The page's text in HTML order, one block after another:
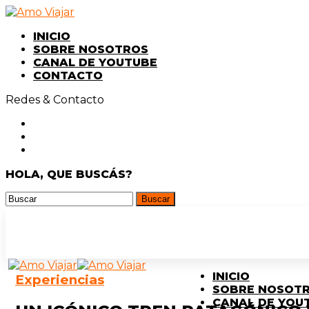
INICIO
SOBRE NOSOTROS
CANAL DE YOUTUBE
CONTACTO
Redes & Contacto
HOLA, QUE BUSCÁS?
INICIO
SOBRE
CANAL DE
Experiencias